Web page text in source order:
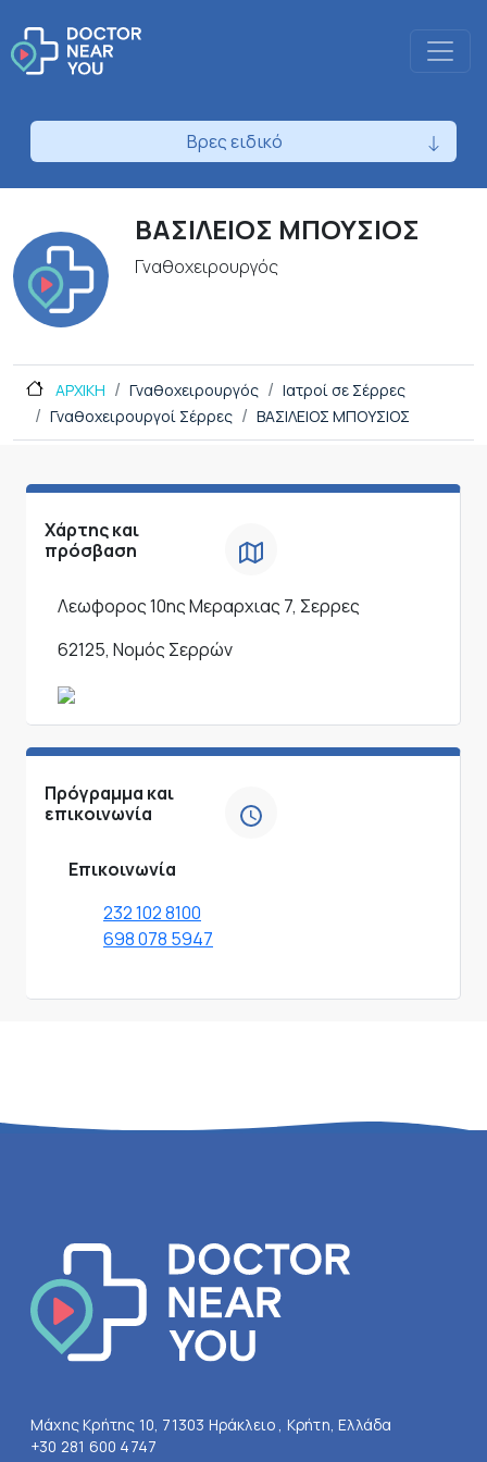
Βρες ειδικό
ΒΑΣΙΛΕΙΟΣ ΜΠΟΥΣΙΟΣ
Γναθοχειρουργός
ΑΡΧΙΚΗ Γναθοχειρουργός
Ιατροί σε Σέρρες
Γναθοχειρουργοί Σέρρες
ΒΑΣΙΛΕΙΟΣ ΜΠΟΥΣΙΟΣ
Χάρτης και
πρόσβαση
Λεωφορος 10ης Μεραρχιας 7, Σερρες
62125, Νομός Σερρών
Πρόγραμμα και
επικοινωνία
Επικοινωνία
232 102 8100
698 078 5947
Μάχης Κρήτης 10, 71303 Ηράκλειο , Κρήτη, Ελλάδα
+30 281 600 4747